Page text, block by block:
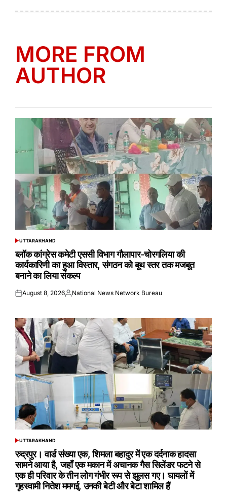
MORE FROM
AUTHOR
POSTED
UTTARAKHAND
ब्लॉक कांग्रेस कमेटी एससी विभाग गौलापार-चोरगलिया की
कार्यकारिणी का हुआ विस्तार, संगठन को बूथ स्तर तक मजबूत
बनाने का लिया संकल्प
Posted
August 8, 2026Posted
National News Network Bureau
POSTED
UTTARAKHAND
रुद्रपुर। वार्ड संख्या एक, शिमला बहादुर में एक दर्दनाक हादसा
सामने आया है, जहाँ एक मकान में अचानक गैस सिलेंडर फटने से
एक ही परिवार के तीन लोग गंभीर रूप से झुलस गए। घायलों में
गृहस्वामी नितेश ममगई, उनकी बेटी और बेटा शामिल हैं